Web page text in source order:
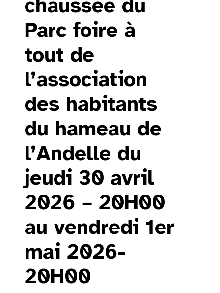
chaussée du
Parc foire à
tout de
l’association
des habitants
du hameau de
l’Andelle du
jeudi 30 avril
2026 – 20H00
au vendredi 1er
mai 2026-
20H00